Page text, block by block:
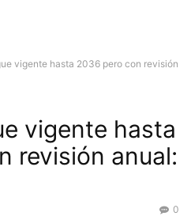
vigente hasta 2036 pero con revisión
vigente hasta
revisión anual:
0